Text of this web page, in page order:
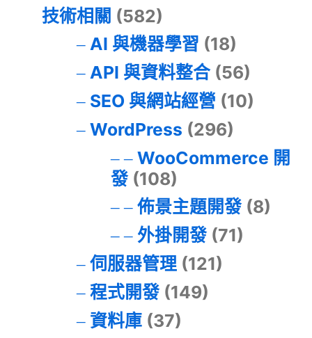
技術相關 (582)
AI 與機器學習 (18)
API 與資料整合(56)
SEO 與網站經營 (10)
WordPress (296)
WooCommerce 開
發(108)
佈景主題開發(8)
外掛開發(71)
伺服器管理(121)
程式開發(149)
資料庫(37)